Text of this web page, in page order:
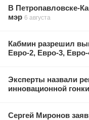
В Петропавловске-
мэр 6 августа
Кабмин разрешил
Евро-2, Евро-3, Евро-
Эксперты назвали
инновационной гонки
Сергей Миронов